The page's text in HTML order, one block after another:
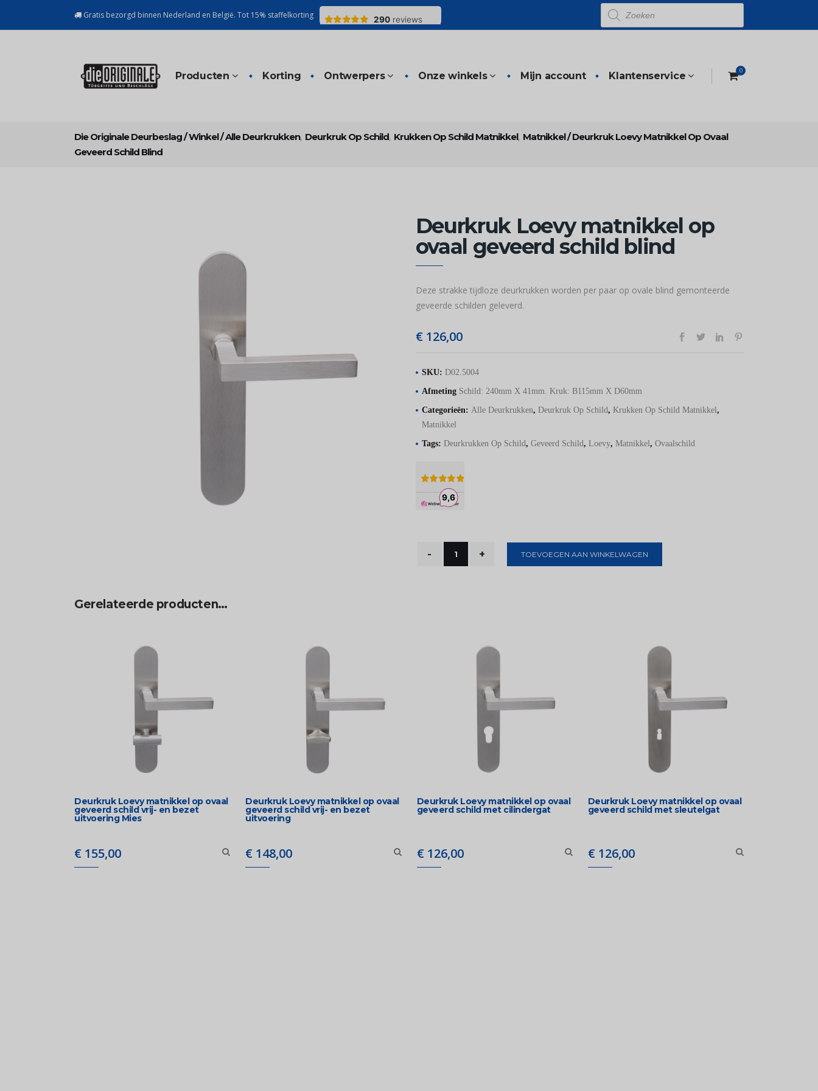
Gratis bezorgd binnen Nederland en België. Tot 15% staffelkorting
Producten
zoeken
0
Producten Korting Ontwerpers Onze winkels Mijn account Klantenservice
Die Originale Deurbeslag/Winkel/Alle Deurkrukken, Deurkruk Op Schild, Krukken Op Schild Matnikkel, Matnikkel/Deurkruk Loevy Matnikkel Op Ovaal
Geveerd Schild Blind
Deurkruk Loevy matnikkel op
ovaal geveerd schild blind
Deze strakke tijdloze deurkrukken worden per paar op ovale blind gemonteerde
geveerde schilden geleverd.
€126,00
SKU: D02.5004
Afmeting Schild: 240mm X 41mm. Kruk: B115mm X D60mm
Categorieën: Alle Deurkrukken, Deurkruk Op Schild, Krukken Op Schild Matnikkel,
Matnikkel
Tags: Deurkrukken Op Schild, Geveerd Schild, Loevy, Matnikkel, Ovaalschild
TOEVOEGEN AAN WINKELWAGEN
Gerelateerde producten…
Deurkruk Loevy matnikkel op ovaal
geveerd schild vrij- en bezet
uitvoering Mies
€ 155,00
Deurkruk Loevy matnikkel op ovaal
geveerd schild vrij- en bezet
uitvoering
€ 148,00
Deurkruk Loevy matnikkel op ovaal
geveerd schild met cilindergat
€126,00
Deurkruk Loevy matnikkel op ovaal
geveerd schild met sleutelgat
€126,00